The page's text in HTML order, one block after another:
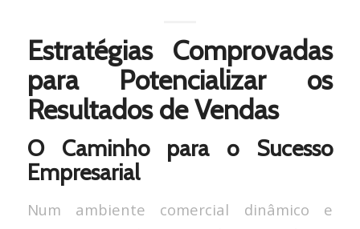
Estratégias Comprovadas
para Potencializar os
Resultados de Vendas
O Caminho para o Sucesso
Empresarial
Num ambiente comercial dinâmico e